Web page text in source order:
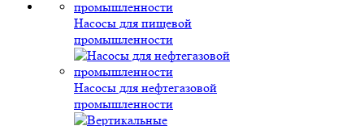
Насосы для пищевой
промышленности
Насосы для нефтегазовой
промышленности